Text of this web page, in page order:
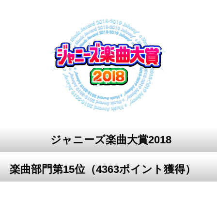
ジャニーズ楽曲大賞2018
楽曲部門第15位（4363ポイント獲得）